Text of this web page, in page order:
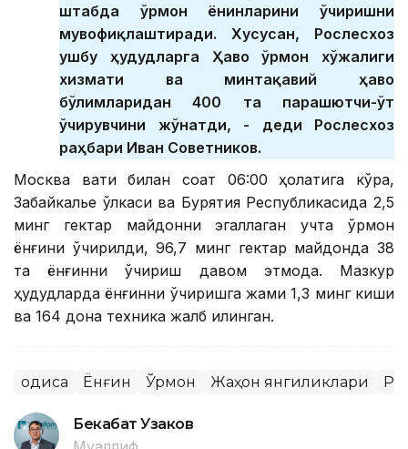
штабда ўрмон ёнғинларини ўчиришни
мувофиқлаштиради. Хусусан, Рослесхоз
ушбу ҳудудларга Ҳаво ўрмон хўжалиги
хизмати ва минтақавий ҳаво
бўлимларидан 400 та парашютчи-ўт
ўчирувчини жўнатди, - деди Рослесхоз
раҳбари Иван Советников.
Москва вақти билан соат 06:00 ҳолатига кўра,
Забайкалье ўлкаси ва Бурятия Республикасида 2,5
минг гектар майдонни эгаллаган учта ўрмон
ёнғини ўчирилди, 96,7 минг гектар майдонда 38
та ёнғинни ўчириш давом этмоқда. Мазкур
ҳудудларда ёнғинни ўчиришга жами 1,3 минг киши
ва 164 дона техника жалб қилинган.
Ҳодиса Ёнғин Ўрмон Жаҳон янгиликлари
Бекабат Узаков